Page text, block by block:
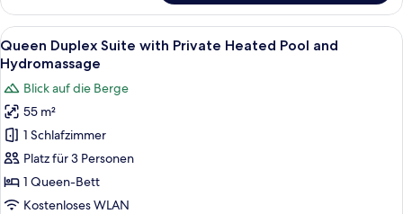
Two-
Bedroom
Duplex
Suite with Private Heated
Pool and
Hydromassage
Alle
Fotos
für
Queen Duplex
Suite
with Private Heated
Pool and
Hydromassage
anzeigen
Ein rechteckiger Pool mit gefliestem
12
Queen Duplex Suite with Private Heated Pool and
Hydromassage
Blick auf die Berge
55 m²
1 Schlafzimmer
Platz für 3 Personen
1 Queen-Bett
Kostenloses WLAN